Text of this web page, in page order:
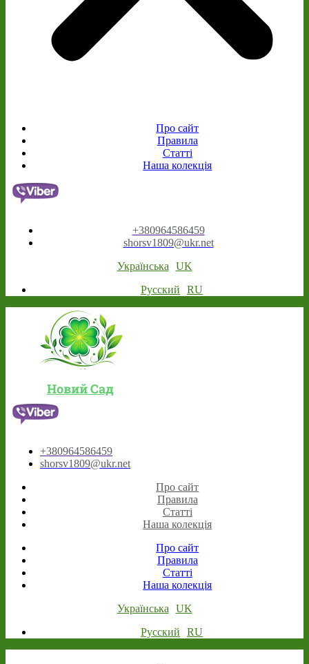
Про сайт
Правила
Статті
Наша колекція
+380964586459
shorsv1809@ukr.net
Українська
UK
Русский
RU
Новий Сад
+380964586459
shorsv1809@ukr.net
Про сайт
Правила
Статті
Наша колекція
Про сайт
Правила
Статті
Наша колекція
Українська
UK
Русский
RU